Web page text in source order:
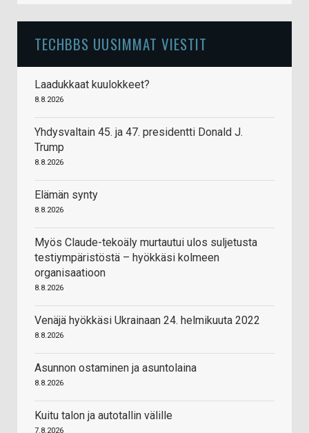
TECHBBS UUSIMMAT VIESTIT
Laadukkaat kuulokkeet?
8.8.2026
Yhdysvaltain 45. ja 47. presidentti Donald J.
Trump
8.8.2026
Elämän synty
8.8.2026
Myös Claude-tekoäly murtautui ulos suljetusta
testiympäristöstä – hyökkäsi kolmeen
organisaatioon
8.8.2026
Venäjä hyökkäsi Ukrainaan 24. helmikuuta 2022
8.8.2026
Asunnon ostaminen ja asuntolaina
8.8.2026
Kuitu talon ja autotallin välille
7.8.2026